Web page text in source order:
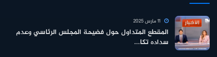
المقطع المتداول حول فضيحة المجلس الرئاسي وعدم
سداده تكا...